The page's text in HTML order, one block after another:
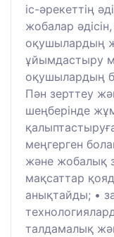
іс-әрекеттің
жобалар
оқушылардың
ұйымдастыру
оқушылардың
Пән зерттеу
шеңберінде
меңгерген
және жобалық
мақсаттар
анықтайды; •
талдамалық